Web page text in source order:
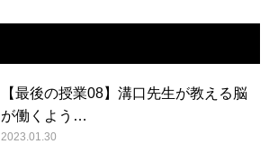
【最後の授業08】溝口先生が教える脳
が働くよう…
2023.01.30